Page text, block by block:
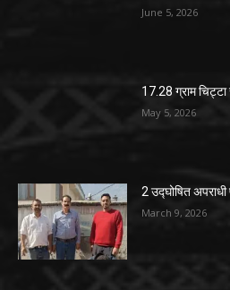
June 5, 2026
17.28 ग्राम चिट्टा
May 5, 2026
2 उद्घोषित
March 9, 2026